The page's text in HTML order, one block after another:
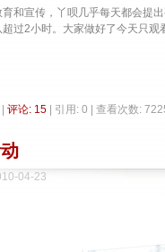
宣传，丫呗几乎每天都会提出
过2小时。大家做好了今天只
评论: 15| 引用: 0 | 查看次数:
04-23